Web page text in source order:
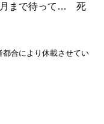
月まで待って… 死
合により休載させてい